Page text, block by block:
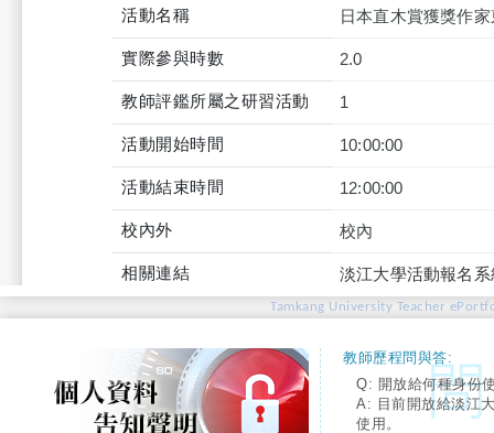
活動名稱 日本直木賞獲獎作
實際參與時數 2.0
教師評鑑所屬之研習活動 1
活動開始時間 10:00:00
活動結束時間 12:00:00
校內外 校內
相關連結 淡江大學活動報名
Tamkang University Teacher
教師歷程問與答:
Q: 開放給何種身份
A: 目前開放給淡江
使用。